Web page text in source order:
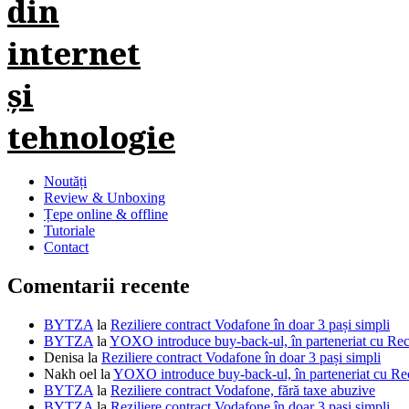
Noutăți
Review & Unboxing
Țepe online & offline
Tutoriale
Contact
Comentarii recente
BYTZA la Reziliere contract Vodafone în doar 3 pași simpli
BYTZA la YOXO introduce buy-back-ul, în parteneriat cu
Denisa la Reziliere contract Vodafone în doar 3 pași simpli
Nakh oel la YOXO introduce buy-back-ul, în parteneriat cu
BYTZA la Reziliere contract Vodafone, fără taxe abuzive